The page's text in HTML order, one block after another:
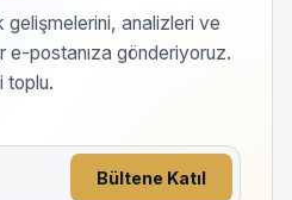
gelişmelerini, analizleri ve
e-postanıza gönderiyoruz.
toplu.
Bültene Katıl